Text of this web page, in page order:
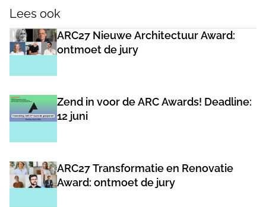
Lees ook
ARC27 Nieuwe Architectuur Award:
ontmoet de jury
Zend in voor de ARC Awards! Deadline:
12 juni
ARC27 Transformatie en Renovatie
Award: ontmoet de jury